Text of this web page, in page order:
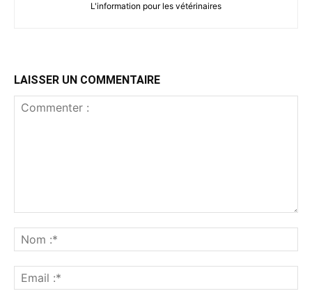
L'information pour les vétérinaires
LAISSER UN COMMENTAIRE